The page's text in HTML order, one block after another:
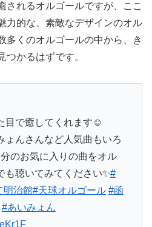
されるオルゴールですが、ここ
力的な、素敵なデザインのオル
多くのオルゴールの中から、き
つかるはずです。
目で癒してくれます☺️
ょんさんなど人気曲もいろ
のお気に入りの曲をオル
も聴いてみてください✨#
明治館#天球オルゴール #函
#あいみょん